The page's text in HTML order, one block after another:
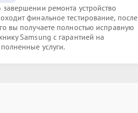
завершении ремонта устройство
финальное тестирование, после
вы получаете полностью исправную
Samsung с гарантией на
услуги.